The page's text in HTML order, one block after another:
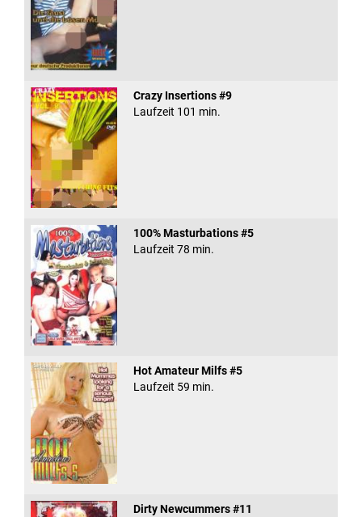
Crazy Insertions #9
Laufzeit 101 min.
100% Masturbations #5
Laufzeit 78 min.
Hot Amateur Milfs #5
Laufzeit 59 min.
Dirty Newcummers #11